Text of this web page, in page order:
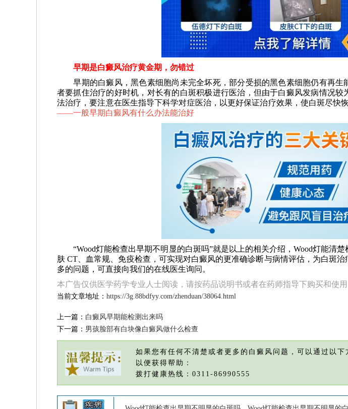
早期是白癜风治疗黄金期，勿错过
早期的白癜风，黑色素细胞尚未完全坏死，部分受损的黑色素细胞仍有再生
者要抓住治疗的好时机，对长有的白斑积极进行医治，但由于白癜风发病情况
法治疗，要注意在医生指导下科学对症医治，以更好保证治疗效果，使白斑尽快恢
——一般早期白癜风有什么办法能治好
“Wood灯能检查出早期不明显的白斑吗”就是以上的相关介绍，Wood灯能清楚
肤 CT、血常规、免疫检查，可实现对白癜风的更准确诊断与病情评估，为白斑
多的问题，可直接向我们的在线医生询问。
本广告仅供医学药学专业人士阅读，请按药品说明书或者在药师指导下购买和使用
当前文章地址： https://3g.88bdfyy.com/zhenduan/38064.html
上一篇： 白癜风早期能检测出来吗
下一篇： 男孩脸部有白块像白癜风做什么检查
如果您有任何不清楚或者更多的白癜风问题，可以通过以下
以便获得帮助：
拨打健康热线：0311-86990555